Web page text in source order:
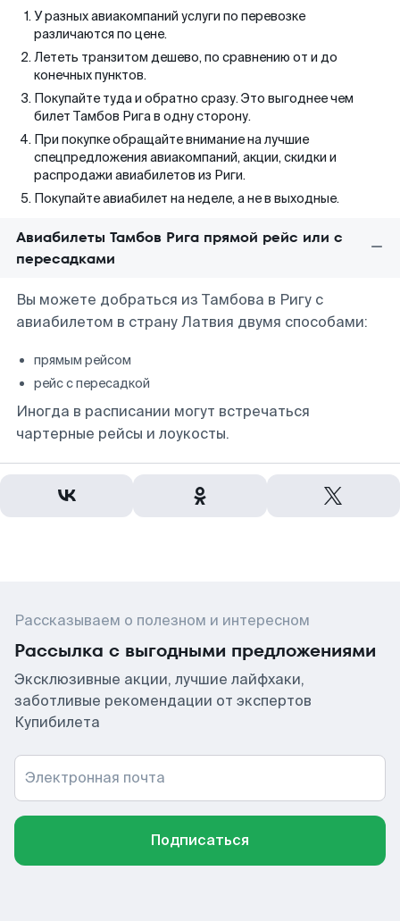
У разных авиакомпаний услуги по перевозке
различаются по цене.
Лететь транзитом дешево, по сравнению от и до
конечных пунктов.
Покупайте туда и обратно сразу. Это выгоднее чем
билет Тамбов Рига в одну сторону.
При покупке обращайте внимание на лучшие
спецпредложения авиакомпаний, акции, скидки и
распродажи авиабилетов из Риги.
Покупайте авиабилет на неделе, а не в выходные.
Авиабилеты Тамбов Рига прямой рейс или с
пересадками
Вы можете добраться из Тамбова в Ригу с
авиабилетом в страну Латвия двумя способами:
прямым рейсом
рейс с пересадкой
Иногда в расписании могут встречаться
чартерные рейсы и лоукосты.
Рассказываем о полезном и интересном
Рассылка с выгодными предложениями
Эксклюзивные акции, лучшие лайфхаки,
заботливые рекомендации от экспертов
Купибилета
Электронная почта
Подписаться